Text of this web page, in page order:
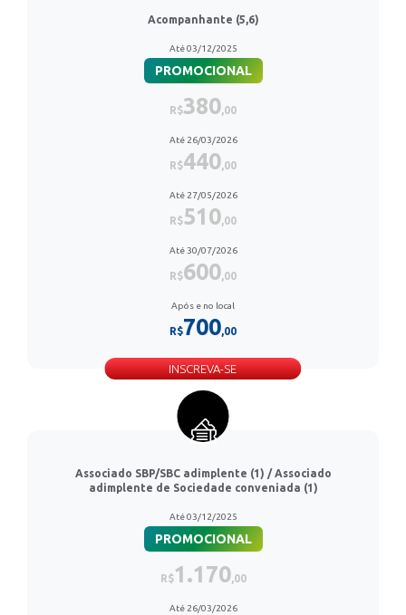
Acompanhante (5,6)
Até 03/12/2025
PROMOCIONAL
R$380,00
Até 26/03/2026
R$440,00
Até 27/05/2026
R$510,00
Até 30/07/2026
R$600,00
Após e no local
R$700,00
INSCREVA-SE
Associado SBP/SBC adimplente (1) / Associado
adimplente de Sociedade conveniada (1)
Até 03/12/2025
PROMOCIONAL
R$1.170,00
Até 26/03/2026